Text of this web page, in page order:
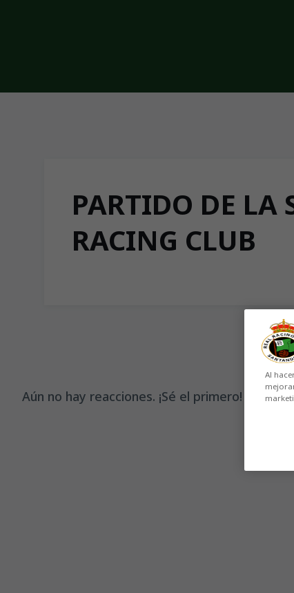
Skip to main content
PARTIDO DE LA
RACING CLUB
Aún no hay reacciones. ¡Sé el primero!
Al